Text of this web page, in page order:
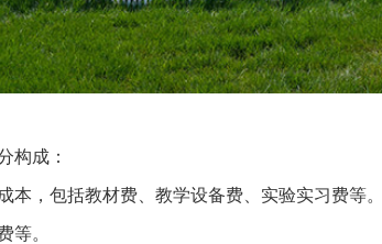
构成：
本，包括教材费、教学设备费、实验实习费等。
等。